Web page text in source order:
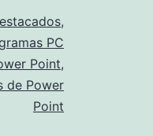
,
PC
Point,
de Power
Point